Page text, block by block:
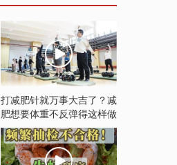
打减肥针就万事大吉了？减
肥想要体重不反弹得这样做